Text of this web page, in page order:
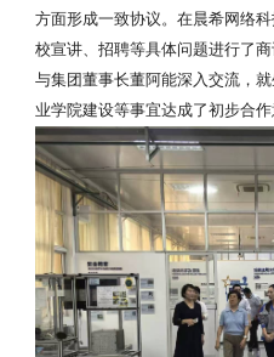
方面形成一致协议。在晨希网络
校宣讲、招聘等具体问题进行了
与集团董事长董阿能深入交流，
业学院建设等事宜达成了初步合作